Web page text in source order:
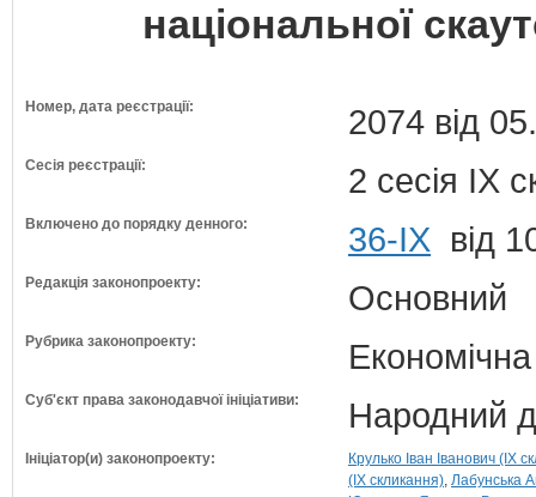
національної
Номер, дата реєстрації: 2074 від
Сесія реєстрації: 2 сесія IX
Включено до порядку денного: 36-ІХ від
Редакція законопроекту: Основний
Рубрика законопроекту:
Суб'єкт права законодавчої ініціативи: Народний
Ініціатор(и) законопроекту:
Крулько Іван Іванович (IX
(IX скликання) Лабунська